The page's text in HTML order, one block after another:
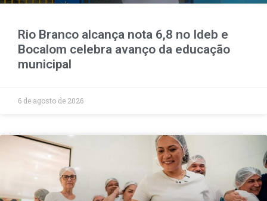
Rio Branco alcança nota 6,8 no Ideb e
Bocalom celebra avanço da educação
municipal
6 de agosto de 2026